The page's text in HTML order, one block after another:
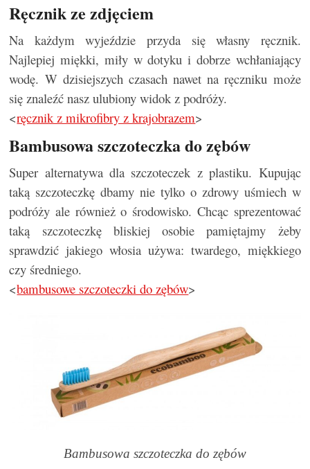
Ręcznik ze zdjęciem
Na każdym wyjeździe przyda się własny ręcznik.
Najlepiej miękki, miły w dotyku i dobrze wchłaniający
wodę. W dzisiejszych czasach nawet na ręczniku może
się znaleźć nasz ulubiony widok z podróży.
<ręcznik z mikrofibry z krajobrazem>
Bambusowa szczoteczka do zębów
Super alternatywa dla szczoteczek z plastiku. Kupując
taką szczoteczkę dbamy nie tylko o zdrowy uśmiech w
podróży ale również o środowisko. Chcąc sprezentować
taką szczoteczkę bliskiej osobie pamiętajmy żeby
sprawdzić jakiego włosia używa: twardego, miękkiego
czy średniego.
<bambusowe szczoteczki do zębów>
Bambusowa szczoteczka do zębów